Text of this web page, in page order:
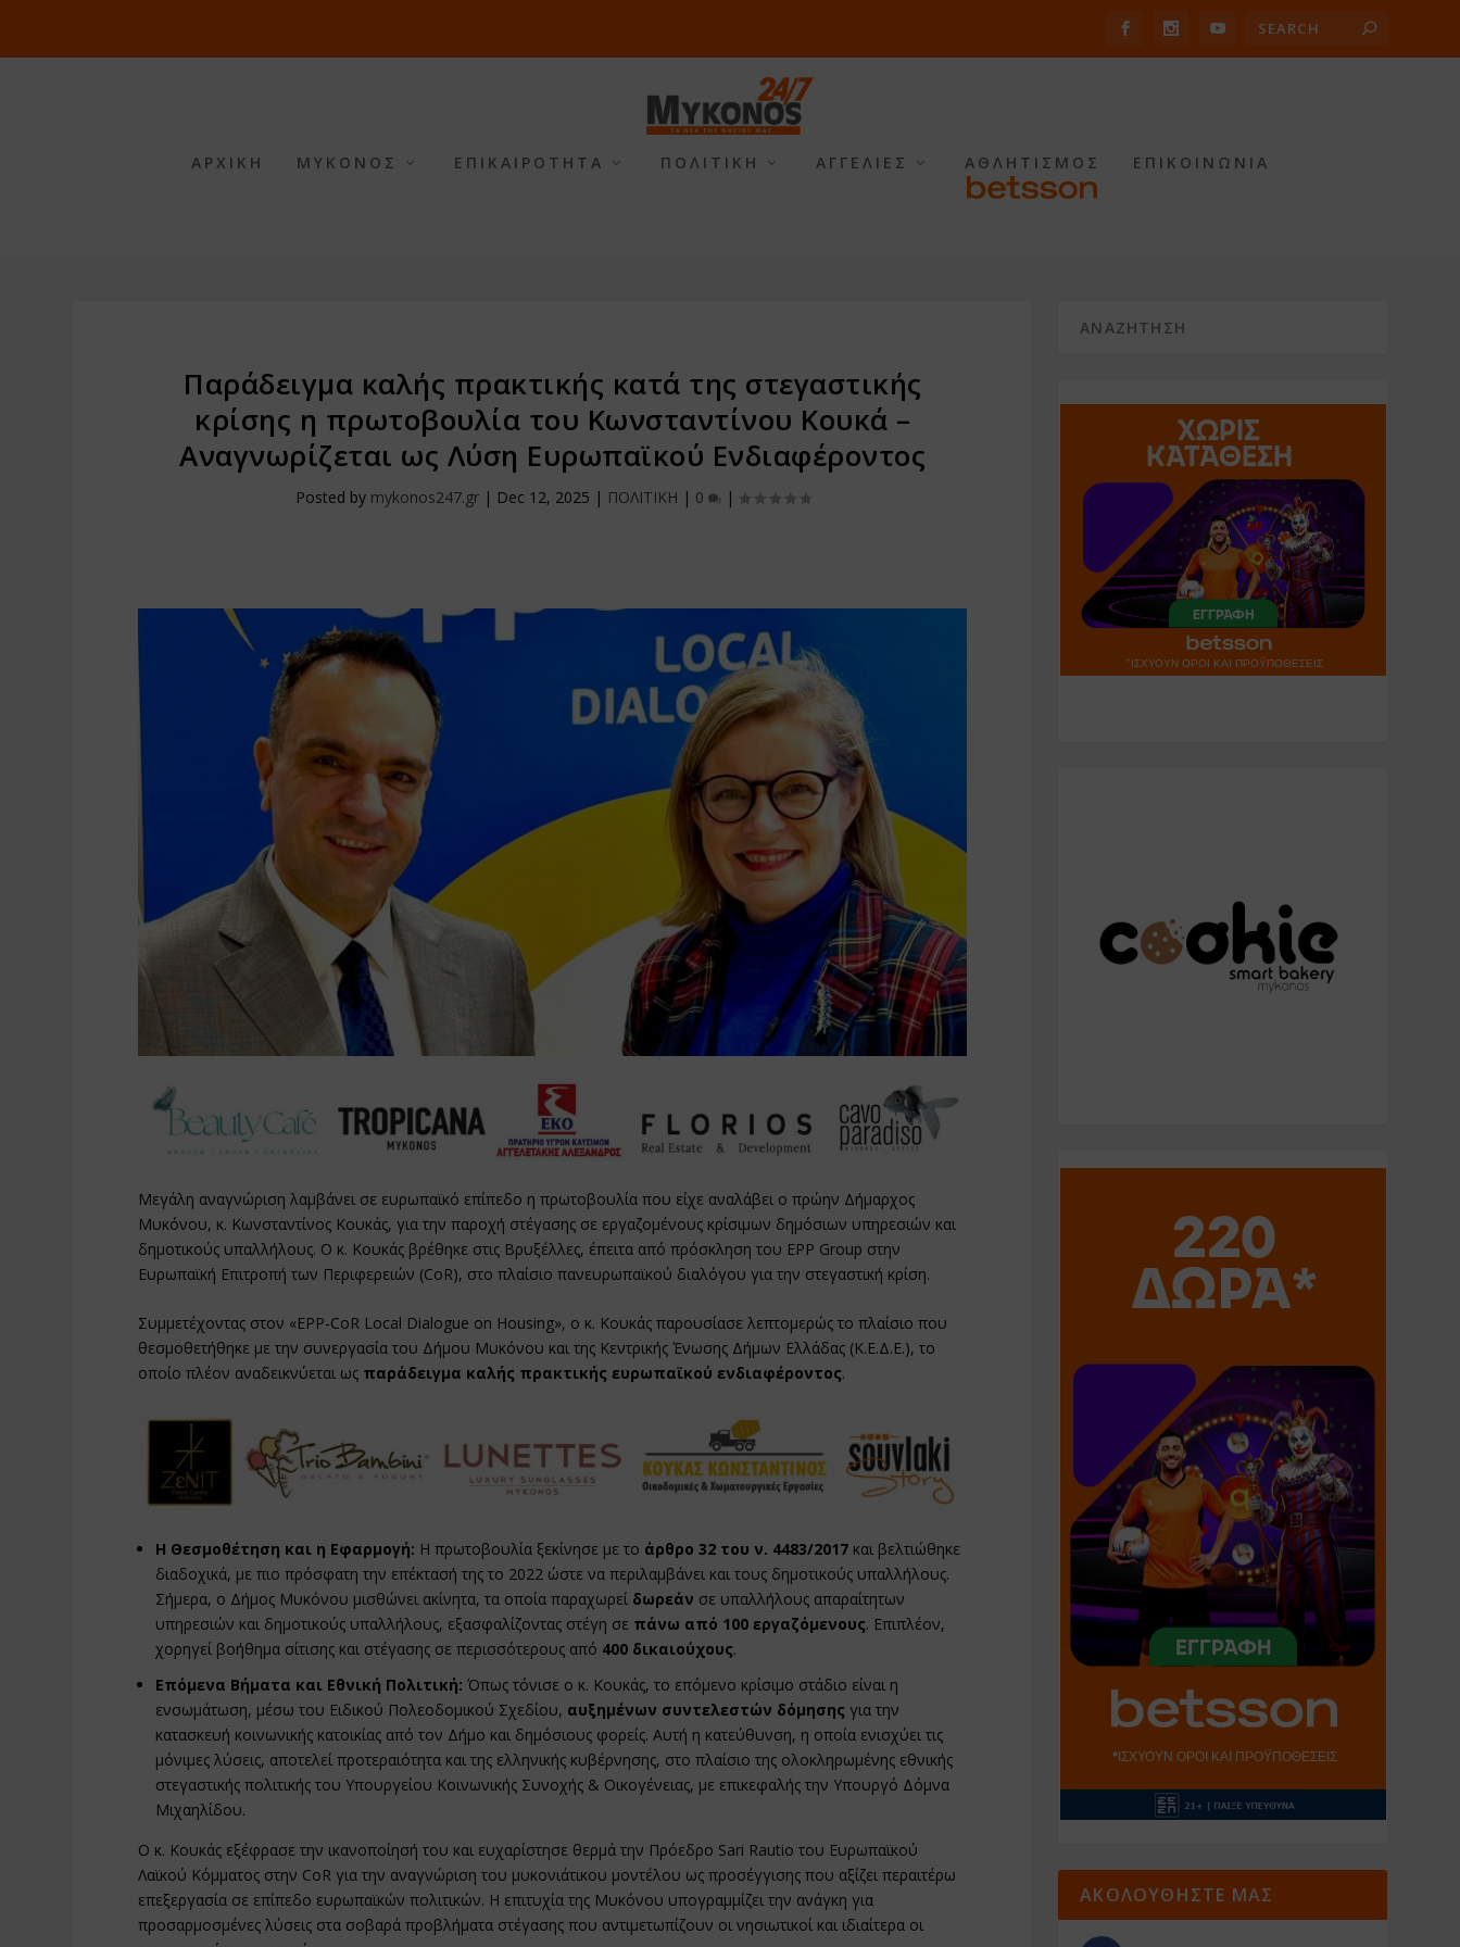
ΑΡΧΙΚΗ ΜΥΚΟΝΟΣ ΕΠΙΚΑΙΡΟΤΗΤΑ ΠΟΛΙΤΙΚΗ ΑΓΓΕΛΙΕΣ ΑΘΛΗΤΙΣΜΟΣ ΕΠΙΚΟΙΝΩΝΙΑ
Παράδειγμα καλής πρακτικής κατά της στεγαστικής
κρίσης η πρωτοβουλία του Κωνσταντίνου Κουκά –
Αναγνωρίζεται ως Λύση Ευρωπαϊκού Ενδιαφέροντος
Posted by mykonos247.gr| Dec 12, 2025 | ΠΟΛΙΤΙΚΗ | 0 |
Μεγάλη αναγνώριση λαμβάνει σε ευρωπαϊκό επίπεδο η πρωτοβουλία που είχε αναλάβει ο πρώην Δήμαρχος
Μυκόνου, κ. Κωνσταντίνος Κουκάς, για την παροχή στέγασης σε εργαζομένους κρίσιμων δημόσιων υπηρεσιών και
δημοτικούς υπαλλήλους. Ο κ. Κουκάς βρέθηκε στις Βρυξέλλες, έπειτα από πρόσκληση του EPP Group στην
Ευρωπαϊκή Επιτροπή των Περιφερειών (CoR), στο πλαίσιο πανευρωπαϊκού διαλόγου για την στεγαστική κρίση.
Συμμετέχοντας στον «EPP-CoR Local Dialogue on Housing», ο κ. Κουκάς παρουσίασε λεπτομερώς το πλαίσιο που
θεσμοθετήθηκε με την συνεργασία του Δήμου Μυκόνου και της Κεντρικής Ένωσης Δήμων Ελλάδας (Κ.Ε.Δ.Ε.), το
οποίο πλέον αναδεικνύεται ως παράδειγμα καλής πρακτικής ευρωπαϊκού ενδιαφέροντος.
Η Θεσμοθέτηση και η Εφαρμογή: Η πρωτοβουλία ξεκίνησε με το άρθρο 32 του ν. 4483/2017 και βελτιώθηκε
διαδοχικά, με πιο πρόσφατη την επέκτασή της το 2022 ώστε να περιλαμβάνει και τους δημοτικούς υπαλλήλους.
Σήμερα, ο Δήμος Μυκόνου μισθώνει ακίνητα, τα οποία παραχωρεί δωρεάν σε υπαλλήλους απαραίτητων
υπηρεσιών και δημοτικούς υπαλλήλους, εξασφαλίζοντας στέγη σε πάνω από 100 εργαζόμενους. Επιπλέον,
χορηγεί βοήθημα σίτισης και στέγασης σε περισσότερους από 400 δικαιούχους.
Επόμενα Βήματα και Εθνική Πολιτική: Όπως τόνισε ο κ. Κουκάς, το επόμενο κρίσιμο στάδιο είναι η
ενσωμάτωση, μέσω του Ειδικού Πολεοδομικού Σχεδίου, αυξημένων συντελεστών δόμησης για την
κατασκευή κοινωνικής κατοικίας από τον Δήμο και δημόσιους φορείς. Αυτή η κατεύθυνση, η οποία ενισχύει τις
μόνιμες λύσεις, αποτελεί προτεραιότητα και της ελληνικής κυβέρνησης, στο πλαίσιο της ολοκληρωμένης εθνικής
στεγαστικής πολιτικής του Υπουργείου Κοινωνικής Συνοχής & Οικογένειας, με επικεφαλής την Υπουργό Δόμνα
Μιχαηλίδου.
Ο κ. Κουκάς εξέφρασε την ικανοποίησή του και ευχαρίστησε θερμά την Πρόεδρο Sari Rautio του Ευρωπαϊκού
Λαϊκού Κόμματος στην CoR για την αναγνώριση του μυκονιάτικου μοντέλου ως προσέγγισης που αξίζει περαιτέρω
επεξεργασία σε επίπεδο ευρωπαϊκών πολιτικών. Η επιτυχία της Μυκόνου υπογραμμίζει την ανάγκη για
προσαρμοσμένες λύσεις στα σοβαρά προβλήματα στέγασης που αντιμετωπίζουν οι νησιωτικοί και ιδιαίτερα οι
ΑΚΟΛΟΥΘΗΣΤΕ ΜΑΣ